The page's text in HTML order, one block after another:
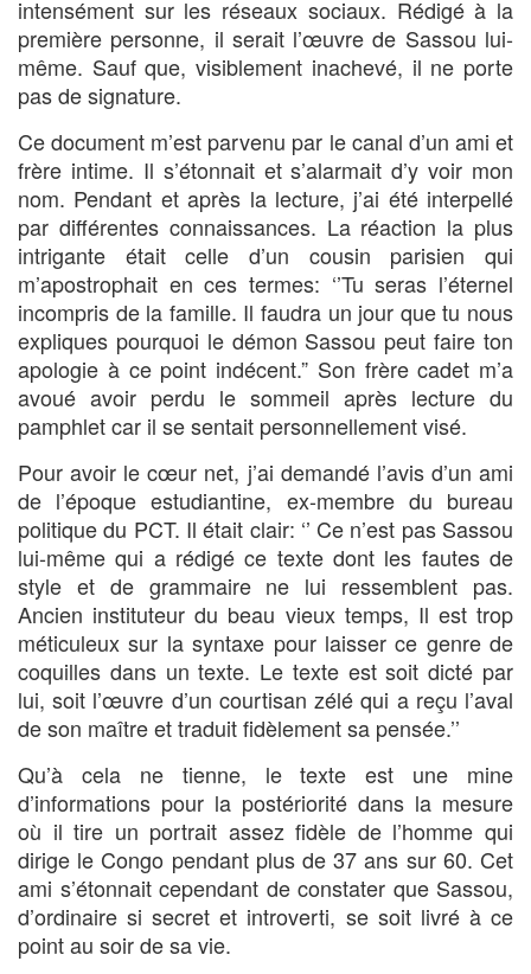
intensément sur les réseaux sociaux. Rédigé à la
première personne, il serait l’œuvre de Sassou lui-
même. Sauf que, visiblement inachevé, il ne porte
pas de signature.
Ce document m’est parvenu par le canal d’un ami et
frère intime. Il s’étonnait et s’alarmait d’y voir mon
nom. Pendant et après la lecture, j’ai été interpellé
par différentes connaissances. La réaction la plus
intrigante était celle d’un cousin parisien qui
m’apostrophait en ces termes: ‘’Tu seras l’éternel
incompris de la famille. Il faudra un jour que tu nous
expliques pourquoi le démon Sassou peut faire ton
apologie à ce point indécent.” Son frère cadet m’a
avoué avoir perdu le sommeil après lecture du
pamphlet car il se sentait personnellement visé.
Pour avoir le cœur net, j’ai demandé l’avis d’un ami
de l’époque estudiantine, ex-membre du bureau
politique du PCT. Il était clair: ‘’ Ce n’est pas Sassou
lui-même qui a rédigé ce texte dont les fautes de
style et de grammaire ne lui ressemblent pas.
Ancien instituteur du beau vieux temps, Il est trop
méticuleux sur la syntaxe pour laisser ce genre de
coquilles dans un texte. Le texte est soit dicté par
lui, soit l’œuvre d’un courtisan zélé qui a reçu l’aval
de son maître et traduit fidèlement sa pensée.’’
Qu’à cela ne tienne, le texte est une mine
d’informations pour la postériorité dans la mesure
où il tire un portrait assez fidèle de l’homme qui
dirige le Congo pendant plus de 37 ans sur 60. Cet
ami s’étonnait cependant de constater que Sassou,
d’ordinaire si secret et introverti, se soit livré à ce
point au soir de sa vie.